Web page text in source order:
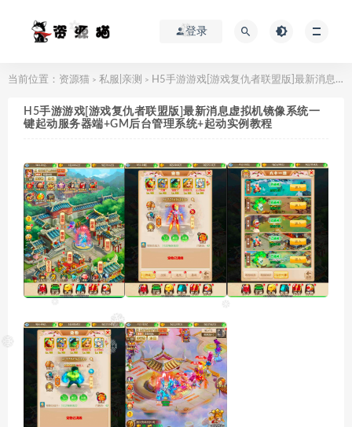
登录
当前位置： 资源猫 > 私服|亲测 > H5手游游戏[游戏复仇者联盟版]最新消息虚拟机镜像系统一键起动服务器端+GM后台管理系统+起动实例教程
H5手游游戏[游戏复仇者联盟版]最新消息虚拟机镜像系统一
键起动服务器端+GM后台管理系统+起动实例教程